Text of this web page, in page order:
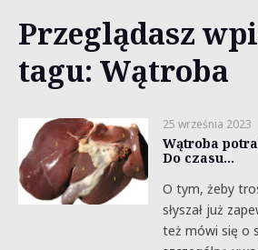
Przeglądasz
tagu: Wątroba
25 września 2023
Wątroba
Do czasu…
O tym, żeby
słyszał już
też mówi się o